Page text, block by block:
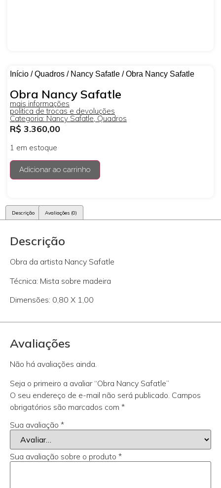
Início /Quadros / Nancy Safatle / Obra Nancy Safatle
Obra Nancy Safatle
mais informações
politica de trocas e devoluções
Categoria: Nancy Safatle, Quadros
R$ 3.360,00
1 em estoque
Adicionar ao carrinho
Descrição Avaliações (0)
Descrição
Obra da artista Nancy Safatle
Técnica: Mista sobre madeira
Dimensões: 0,80 X 1,00
Avaliações
Não há avaliações ainda.
Seja o primeiro a avaliar “Obra Nancy Safatle”
O seu endereço de e-mail não será publicado. Campos
obrigatórios são marcados com *
Sua avaliação *
Sua avaliação sobre o produto *